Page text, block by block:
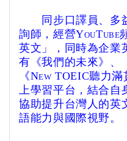
同步口譯員、多
詢師，經營YouTube
英文」，同時為企業
有《我們的未來》、
《New TOEIC聽力
上學習平台，結合自
協助提升台灣人的英
語能力與國際視野。